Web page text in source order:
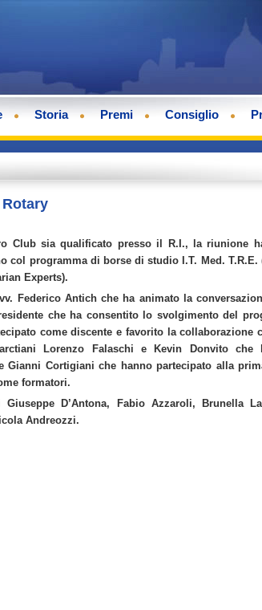
Storia Premi Consiglio
Club sia qualificato presso il R.I., la riunione
col programma di borse di studio I.T. Med.
Experts).
Federico Antich che ha animato la
che ha consentito lo svolgimento del
come discente e favorito la collaborazione
Lorenzo Falaschi e Kevin Donvito che
Gianni Cortigiani che hanno partecipato alla
formatori.
D’Antona, Fabio Azzaroli, Brunella
Andreozzi.